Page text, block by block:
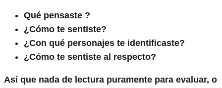
Qué pensaste ?
¿Cómo te sentiste?
¿Con qué personajes te identificaste?
¿Cómo te sentiste al respecto?
Así que nada de lectura puramente para evaluar, o